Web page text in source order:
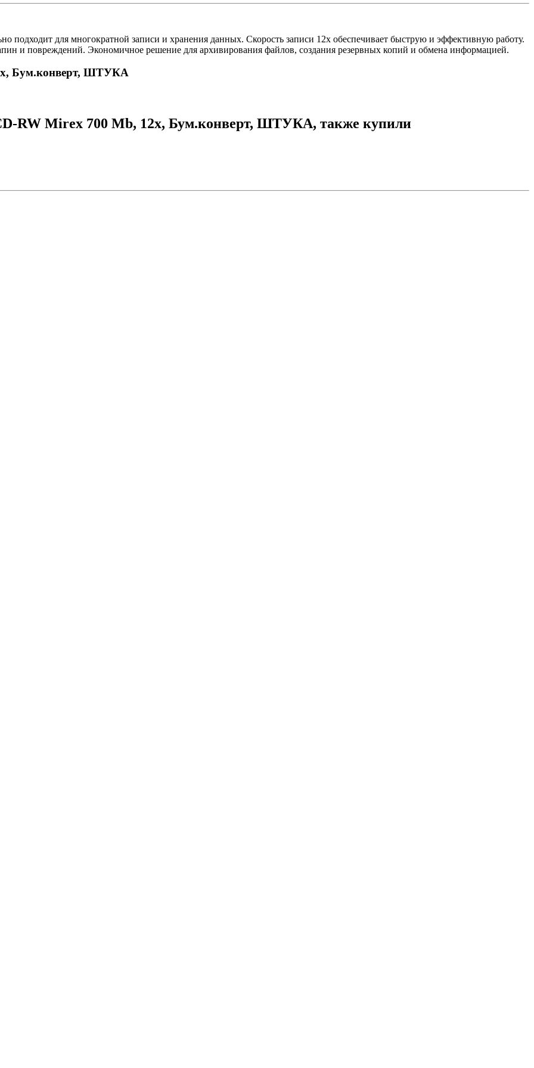
подходит для многократной записи и хранения данных. Скорость записи 12x обеспечивает быструю и эффективную работу.
и повреждений. Экономичное решение для архивирования файлов, создания резервных копий и обмена информацией.
Бум.конверт, ШТУКА
RW Mirex 700 Mb, 12х, Бум.конверт, ШТУКА, также купили